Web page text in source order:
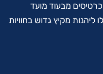
מבעוד מועד
ליהנות מקיץ גדוש בחוויות